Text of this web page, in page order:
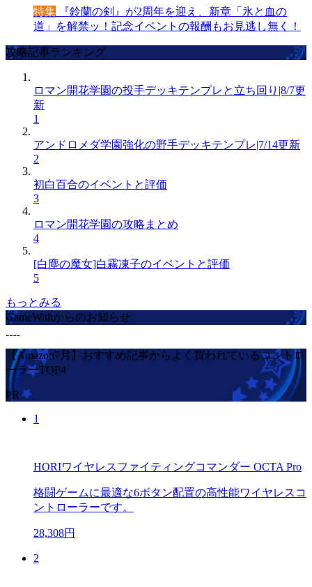
特集 『鈴蘭の剣』が2周年を迎え、新章「氷と血の
道」を解禁ッ！記念イベントの報酬もお見逃し無く！
攻略記事ランキング
ロマン開花学園の投手デッキテンプレと立ち回り|8/7更
新
1
アンドロメダ学園強化の野手デッキテンプレ|7/14更新
2
初白百合のイベントと評価
3
ロマン開花学園の攻略まとめ
4
[白塵の魔女]白霧凍子のイベントと評価
5
もっとみる
GameWithからのお知らせ
【Amazon7月】おすすめ記事からよく買われているコントロ
ーラーTOP4
PR
1
HORIワイヤレスファイティングコマンダー OCTA Pro
格闘ゲームに最適な6ボタン配置の高性能ワイヤレスコ
ントローラーです。
28,308円
2